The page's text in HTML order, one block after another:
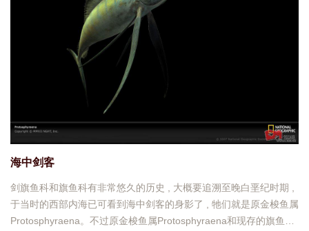
海中剑客
剑旗鱼科和旗鱼科有非常悠久的历史 , 大概要追溯至晚白垩纪时期 ,
于当时的西部内海已可看到海中剑客的身影了 , 牠们就是原金梭鱼属
Protosphyraena。不过原金梭鱼属Protosphyraena和现存的旗鱼类